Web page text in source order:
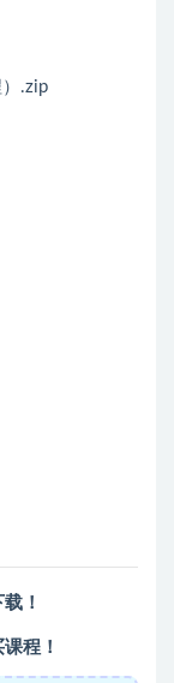
.zip
！
程！